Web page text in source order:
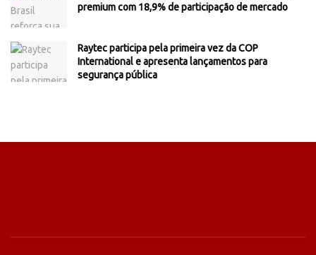
premium com 18,9% de participação de mercado
Raytec participa pela primeira vez da COP
International e apresenta lançamentos para
segurança pública